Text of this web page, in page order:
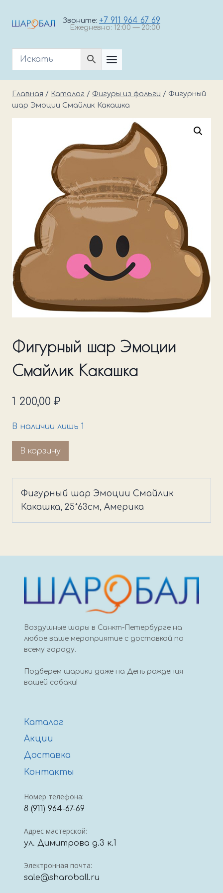
Звоните: +7 911 964 67 69
Ежедневно: 12:00 — 20:00
Главная / Каталог / Фигуры из фольги / Фигурный
шар Эмоции Смайлик Какашка
Фигурный шар Эмоции
Смайлик Какашка
1 200,00 ₽
В наличии лишь 1
Количество
товара
шар
Эмоции
В корзину
Фигурный шар Эмоции Смайлик
Какашка, 25*63см, Америка
Воздушные шары в Санкт-Петербурге на
любое ваше мероприятие с доставкой по
всему городу.
Подберем шарики даже на День рождения
вашей собаки!
Каталог
Акции
Доставка
Контакты
Номер телефона:
8 (911) 964-67-69
Адрес мастерской:
ул. Димитрова д.3 к.1
Электронная почта:
sale@sharoball.ru